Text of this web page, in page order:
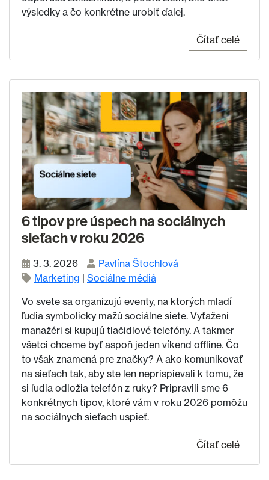
výsledky a čo konkrétne urobiť ďalej.
Čítať celé
6 tipov pre úspech na sociálnych
sieťach v roku 2026
3. 3. 2026
Pavlína Štochlová
Marketing | Sociálne médiá
Vo svete sa organizujú eventy, na ktorých mladí
ľudia symbolicky mažú sociálne siete. Vyťažení
manažéri si kupujú tlačidlové telefóny. A takmer
všetci chceme byť aspoň jeden víkend offline. Čo
to však znamená pre značky? A ako komunikovať
na sieťach tak, aby ste len neprispievali k tomu, že
si ľudia odložia telefón z ruky? Pripravili sme 6
konkrétnych tipov, ktoré vám v roku 2026 pomôžu
na sociálnych sieťach uspieť.
Čítať celé